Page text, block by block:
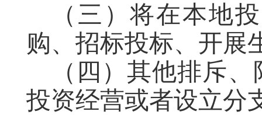
（ 三 ）将在本地
购、招标投标、开展
（ 四 ）其他排斥
投资经营或者设立分